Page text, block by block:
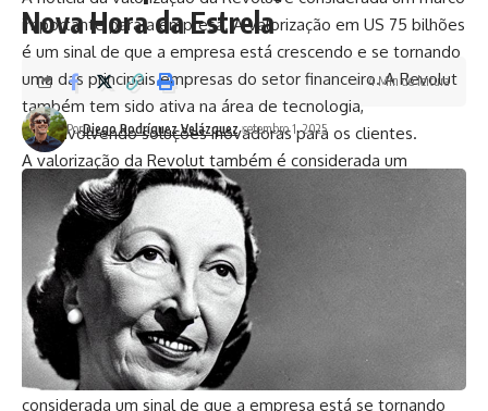
importante para a empresa. A valorização em US 75 bilhões
é um sinal de que a empresa está crescendo e se tornando
uma das principais empresas do setor financeiro. A Revolut
também tem sido ativa na área de tecnologia,
desenvolvendo soluções inovadoras para os clientes.
A valorização da Revolut também é considerada um
indicativo de que o setor financeiro está em constante
evolução e crescimento. As empresas de serviços
financeiros digitais estão se tornando cada vez mais
populares entre os consumidores, que buscam soluções
inovadoras e eficientes.
A competição no setor financeiro também está
aumentando, com a Revolut e o Nubank sendo dois dos
principais concorrentes. A valorização da Revolut é
considerada um sinal de que a empresa está se tornando
Nova Hora da Estrela
PorDiego Rodríguez Velázquez setembro 1, 2025
4 Min de leitura